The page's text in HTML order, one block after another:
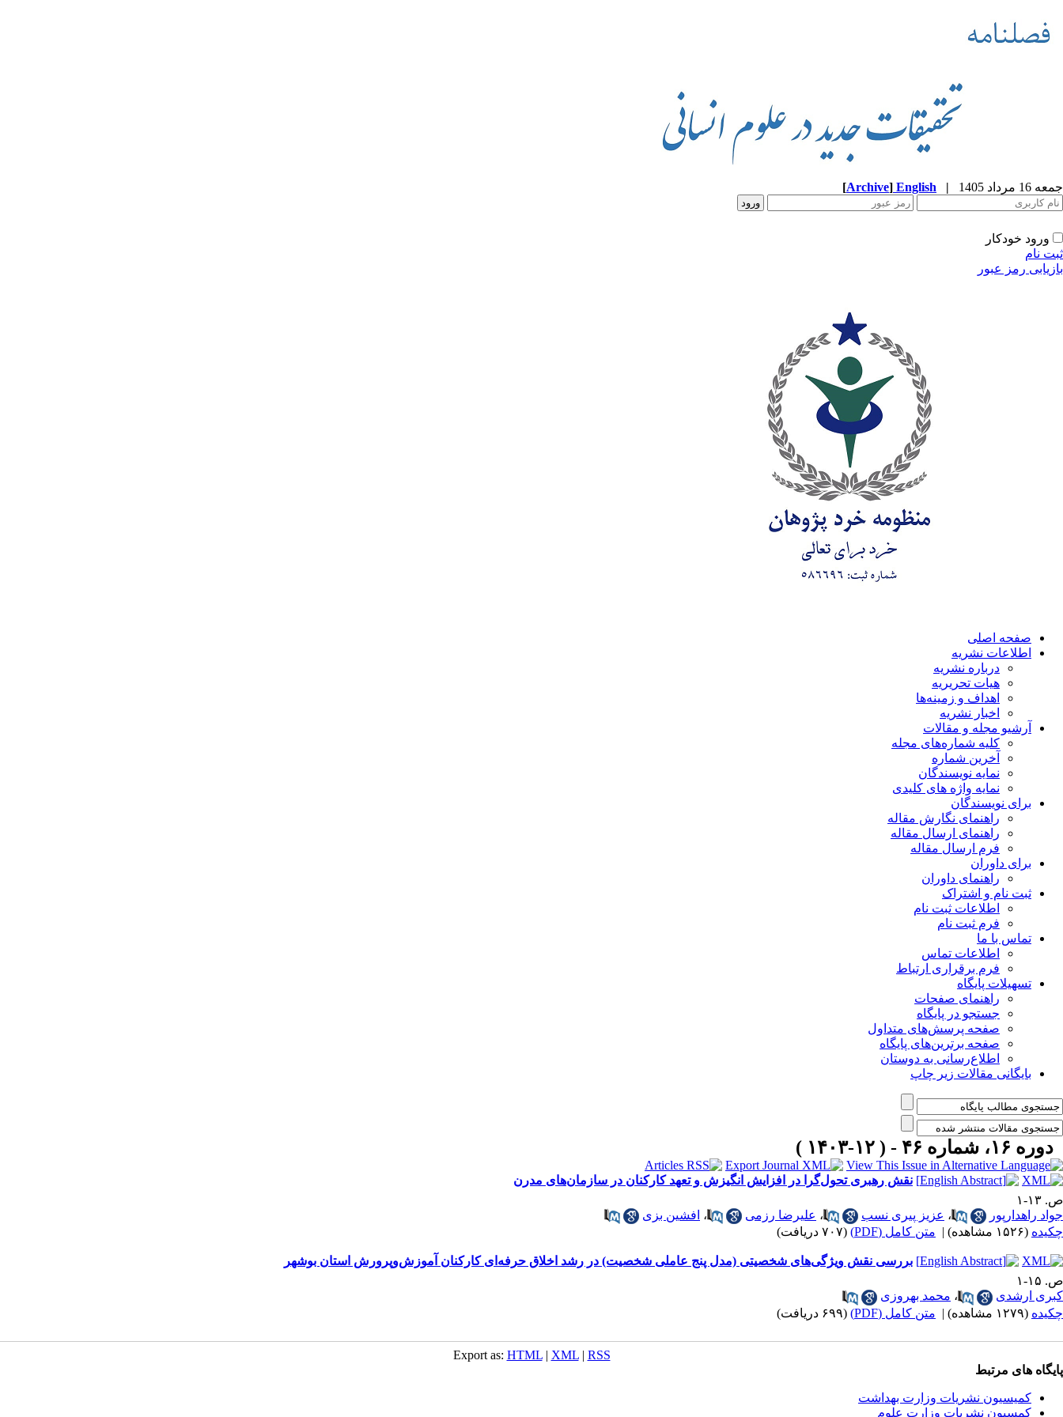
جمعه 16 مرداد 1405 |
English
[Archive]
ورود خودکار
ثبت نام
بازیابی رمز عبور
صفحه اصلی
اطلاعات نشریه
درباره نشریه
هیات تحریریه
اهداف و زمینه‌ها
اخبار نشریه
آرشیو مجله و مقالات
کلیه شماره‌های مجله
آخرین شماره
نمایه نویسندگان
نمایه واژه های کلیدی
برای نویسندگان
راهنمای نگارش مقاله
راهنمای ارسال مقاله
فرم ارسال مقاله
برای داوران
راهنمای داوران
ثبت نام و اشتراک
اطلاعات ثبت نام
فرم ثبت نام
تماس با ما
اطلاعات تماس
فرم برقراری ارتباط
تسهیلات پایگاه
راهنمای صفحات
جستجو در پایگاه
صفحه پرسش‌های متداول
صفحه برترین‌های پایگاه
اطلاع‌رسانی به دوستان
بایگانی مقالات زیر چاپ
دوره ۱۶، شماره ۴۶ - ( ۱۲-۱۴۰۳ )
نقش رهبری تحول‌گرا در افزایش انگیزش و تعهد کارکنان در سازمان‌های مدرن
ص. ۱۳-۱
جواد راهدارپور
، عزیز پیری نسب ، علیرضا رزمی ، افشین بزی
چکیده (۱۵۲۶ مشاهده) | متن کامل (PDF) (۷۰۷ دریافت)
بررسی نقش ویژگی‌های شخصیتی (مدل پنج عاملی شخصیت) در رشد اخلاق حرفه‌ای کارکنان آموزش‌وپرورش استان بوشهر
ص. ۱۵-۱
کبری ارشدی
، محمد بهروزی
چکیده (۱۲۷۹ مشاهده) | متن کامل (PDF) (۶۹۹ دریافت)
Export as: HTML| XML| RSS
پایگاه های مرتبط
کمیسیون نشریات وزارت بهداشت
کمسیون نشریات وزارت علوم